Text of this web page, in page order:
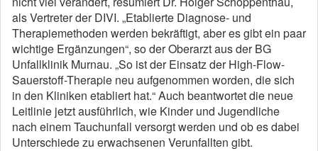
als Vertreter der DIVI. „Etablierte Diagnose- und
Therapiemethoden werden bekräftigt, aber es gibt ein paar
wichtige Ergänzungen“, so der Oberarzt aus der BG
Unfallklinik Murnau. „So ist der Einsatz der High-Flow-
Sauerstoff-Therapie neu aufgenommen worden, die sich
in den Kliniken etabliert hat.“ Auch beantwortet die neue
Leitlinie jetzt ausführlich, wie Kinder und Jugendliche
nach einem Tauchunfall versorgt werden und ob es dabei
Unterschiede zu erwachsenen Verunfallten gibt.